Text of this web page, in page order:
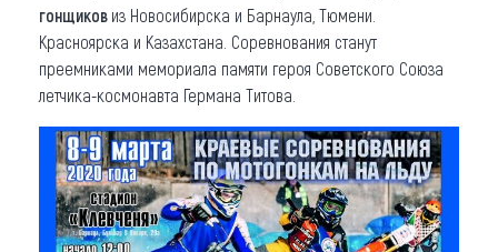
гонщиков из Новосибирска и Барнаула, Тюмени.
Красноярска и Казахстана. Соревнования станут
преемниками мемориала памяти героя Советского Союза
летчика-космонавта Германа Титова.